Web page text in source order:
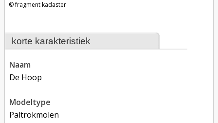
korte karakteristiek
naam
De Hoop
modeltype
Paltrokmolen
fragment kadaster